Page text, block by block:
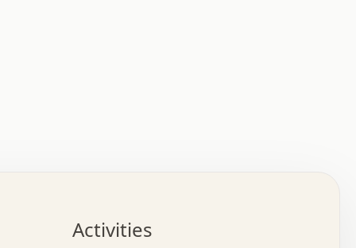
.   .   .   .   .   .   .   .   x   .   .   .   .
o   .   .   .   .   .   .   .   .   x   .   .   .
Activities